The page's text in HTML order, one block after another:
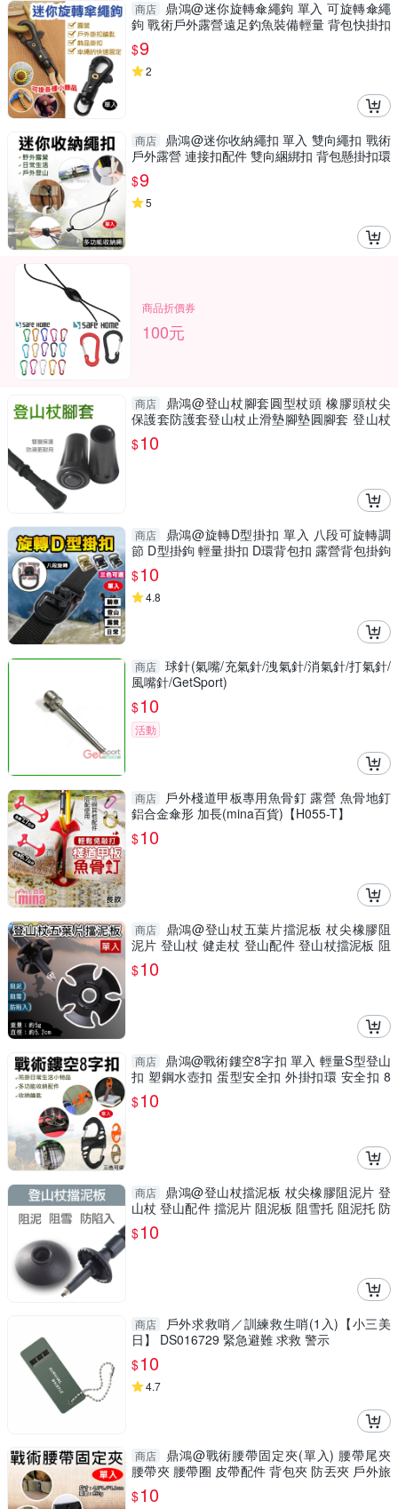
商店
鼎鴻@迷你旋轉傘繩鉤 單入 可旋轉傘繩
鉤 戰術戶外露營遠足釣魚裝備輕量 背包快掛扣
配件 鑰匙圈
$9
2
商店
鼎鴻@迷你收納繩扣 單入 雙向繩扣 戰術
戶外露營 連接扣配件 雙向綑綁扣 背包懸掛扣環
$9
5
商品折價券
100元
商店
鼎鴻@登山杖腳套圓型杖頭 橡膠頭杖尖
保護套防護套登山杖止滑墊腳墊圓腳套 登山杖
配件
$10
商店
鼎鴻@旋轉D型掛扣 單入 八段可旋轉調
節 D型掛鉤 輕量掛扣 D環背包扣 露營背包掛鉤
戰術腰帶掛扣
$10
4.8
商店 球針(氣嘴/充氣針/洩氣針/消氣針/打氣針/
風嘴針/GetSport)
$10
活動
商店
戶外棧道甲板專用魚骨釘 露營 魚骨地釘
鋁合金傘形 加長(mina百貨)【H055-T】
$10
商店
鼎鴻@登山杖五葉片擋泥板 杖尖橡膠阻
泥片 登山杖 健走杖 登山配件 登山杖擋泥板 阻
泥板 阻泥托
$10
商店
鼎鴻@戰術鏤空8字扣 單入 輕量S型登山
扣 塑鋼水壺扣 蛋型安全扣 外掛扣環 安全扣 8
字型登山扣
$10
商店
鼎鴻@登山杖擋泥板 杖尖橡膠阻泥片 登
山杖 登山配件 擋泥片 阻泥板 阻雪托 阻泥托 防
陷泥巴
$10
商店
戶外求救哨／訓練救生哨(1入)【小三美
日】 DS016729 緊急避難 求救 警示
$10
4.7
商店
鼎鴻@戰術腰帶固定夾(單入) 腰帶尾夾
腰帶夾 腰帶圈 皮帶配件 背包夾 防丟夾 戶外旅
遊
$10